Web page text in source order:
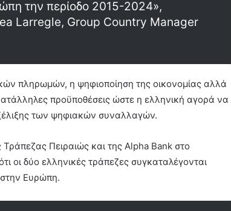
την περίοδο 2015-2024»,
Larregle, Group Country Manager
πληρωμών, η ψηφιοποίηση της οικονομίας αλλά
προϋποθέσεις ώστε η ελληνική αγορά να
των ψηφιακών συναλλαγών.
Πειραιώς και της Alpha Bank στο
οι δύο ελληνικές τράπεζες συγκαταλέγονται
Ευρώπη.